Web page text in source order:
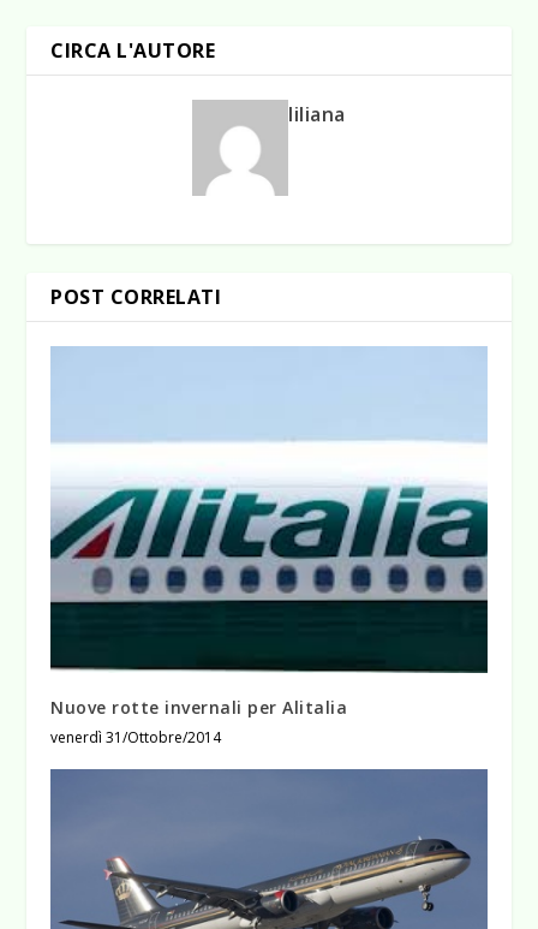
CIRCA L'AUTORE
liliana
POST CORRELATI
Nuove rotte invernali per Alitalia
venerdì 31/Ottobre/2014